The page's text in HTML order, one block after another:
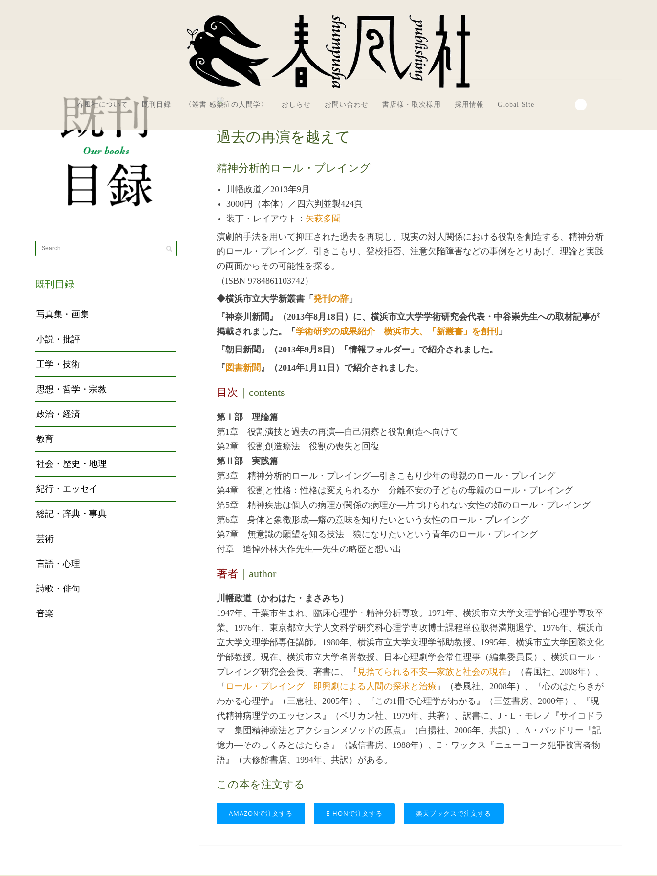
春風社について 既刊目録 〈叢書 感染症の人間学〉 おしらせ お問い合わせ 書店様・取次様用 採用情報 Global Site
過去の再演を越えて
精神分析的ロール・プレイング
川幡政道／2013年9月
3000円（本体）／四六判並製424頁
装丁・レイアウト： 矢萩多聞
演劇的手法を用いて抑圧された過去を再現し、現実の対人関係における役割を創造する、精神分析
的ロール・プレイング。引きこもり、登校拒否、注意欠陥障害などの事例をとりあげ、理論と実践
の両面からその可能性を探る。
（ISBN 9784861103742）
◆横浜市立大学新叢書「 発刊の辞」
『神奈川新聞』（2013年8月18日）に、横浜市立大学学術研究会代表・中谷崇先生への取材記事が
掲載されました。
「 学術研究の成果紹介 横浜市大、「新叢書」を創刊 」
『朝日新聞』（2013年9月8日）「情報フォルダー」で紹介されました。
『 図書新聞 』（2014年1月11日）で紹介されました。
目次 ｜contents
第Ⅰ部 理論篇
第1章 役割演技と過去の再演―自己洞察と役割創造へ向けて
第2章 役割創造療法―役割の喪失と回復
第Ⅱ部 実践篇
第3章 精神分析的ロール・プレイング―引きこもり少年の母親のロール・プレイング
第4章 役割と性格：性格は変えられるか―分離不安の子どもの母親のロール・プレイング
第5章 精神疾患は個人の病理か関係の病理か―片づけられない女性の姉のロール・プレイング
第6章 身体と象徴形成―癖の意味を知りたいという女性のロール・プレイング
第7章 無意識の願望を知る技法―狼になりたいという青年のロール・プレイング
付章 追悼外林大作先生―先生の略歴と想い出
著者 ｜author
川幡政道（かわはた・まさみち）
1947年、千葉市生まれ。臨床心理学・精神分析専攻。1971年、横浜市立大学文理学部心理学専攻卒
業。1976年、東京都立大学人文科学研究科心理学専攻博士課程単位取得満期退学。1976年、横浜市
立大学文理学部専任講師。1980年、横浜市立大学文理学部助教授。1995年、横浜市立大学国際文化
学部教授。現在、横浜市立大学名誉教授、日本心理劇学会常任理事（編集委員長）、横浜ロール・
プレイング研究会会長。著書に、『 見捨てられる不安―家族と社会の現在 』（春風社、2008年）、
『 ロール・プレイング―即興劇による人間の探求と治療 』（春風社、2008年）、『心のはたらきが
わかる心理学』（三恵社、2005年）、『この1冊で心理学がわかる』（三笠書房、2000年）、『現
代精神病理学のエッセンス』（ペリカン社、1979年、共著）、訳書に、J・L・モレノ『サイコドラ
マ―集団精神療法とアクションメソッドの原点』（白揚社、2006年、共訳）、A・バッドリー『記
憶力―そのしくみとはたらき』（誠信書房、1988年）、E・ワックス『ニューヨーク犯罪被害者物
語』（大修館書店、1994年、共訳）がある。
この本を注文する
AMAZONで注文する E-HONで注文する 楽天ブックスで注文する
既刊目録
写真集・画集
小説・批評
工学・技術
思想・哲学・宗教
政治・経済
教育
社会・歴史・地理
紀行・エッセイ
総記・辞典・事典
芸術
言語・心理
詩歌・俳句
音楽